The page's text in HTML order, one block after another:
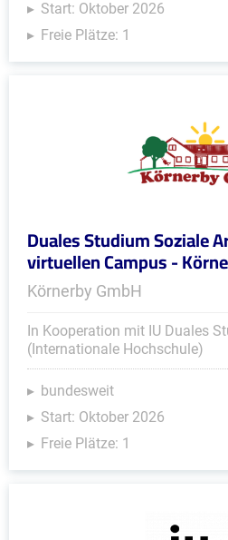
Start: Oktober 2026
Freie Plätze: 1
Duales Studium Soziale
virtuellen Campus -
Körnerby GmbH
In Kooperation mit IU Duales
(Internationale Hochschule)
bundesweit
Start: Oktober 2026
Freie Plätze: 1